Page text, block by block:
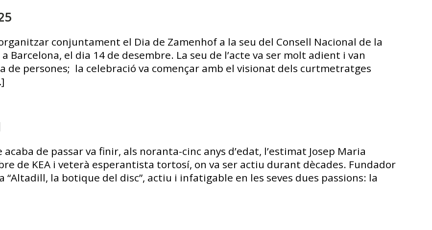
organitzar conjuntament el Dia de Zamenhof a la seu del Consell Nacional de la
Barcelona, el dia 14 de desembre. La seu de l’acte va ser molt adient i van
persones; la celebració va començar amb el visionat dels curtmetratges
acaba de passar va finir, als noranta-cinc anys d’edat, l’estimat Josep Maria
de KEA i veterà esperantista tortosí, on va ser actiu durant dècades. Fundador
la botique del disc”, actiu i infatigable en les seves dues passions: la